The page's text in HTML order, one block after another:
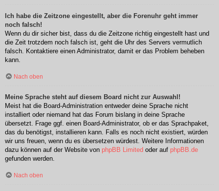
Ich habe die Zeitzone eingestellt, aber die Forenuhr geht immer
noch falsch!
Wenn du dir sicher bist, dass du die Zeitzone richtig eingestellt hast und
die Zeit trotzdem noch falsch ist, geht die Uhr des Servers vermutlich
falsch. Kontaktiere einen Administrator, damit er das Problem beheben
kann.
Nach oben
Meine Sprache steht auf diesem Board nicht zur Auswahl!
Meist hat die Board-Administration entweder deine Sprache nicht
installiert oder niemand hat das Forum bislang in deine Sprache
übersetzt. Frage ggf. einen Board-Administrator, ob er das Sprachpaket,
das du benötigst, installieren kann. Falls es noch nicht existiert, würden
wir uns freuen, wenn du es übersetzen würdest. Weitere Informationen
dazu können auf der Website von phpBB Limited oder auf phpBB.de
gefunden werden.
Nach oben